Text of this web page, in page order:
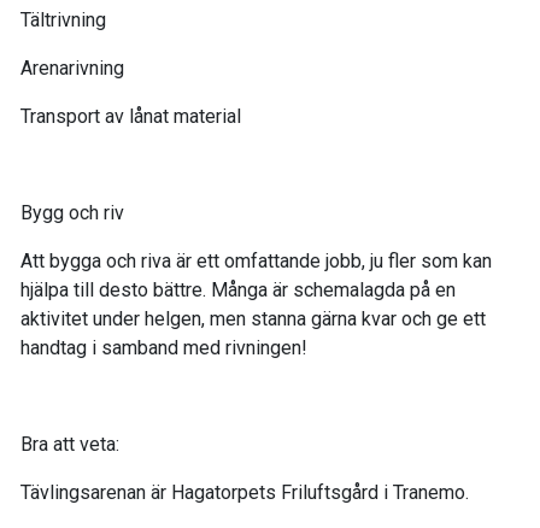
Tältrivning
Arenarivning
Transport av lånat material
Bygg och riv
Att bygga och riva är ett omfattande jobb, ju fler som kan
hjälpa till desto bättre. Många är schemalagda på en
aktivitet under helgen, men stanna gärna kvar och ge ett
handtag i samband med rivningen!
Bra att veta:
Tävlingsarenan är Hagatorpets Friluftsgård i Tranemo.